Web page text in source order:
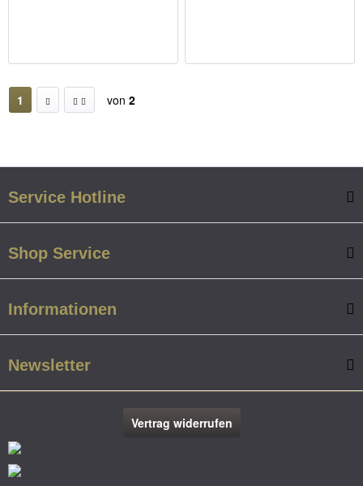
1 von 2
Service Hotline
Shop Service
Informationen
Newsletter
Vertrag widerrufen